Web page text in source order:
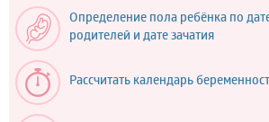
Определение пола ребёнка по
родителей и дате зачатия
Рассчитать календарь